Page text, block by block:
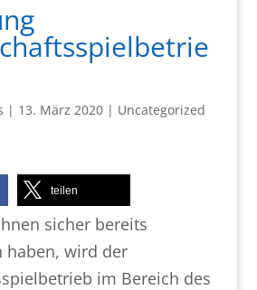
| 13. März 2020| Uncategorized
teilen
sicher bereits
haben, wird der
im Bereich des